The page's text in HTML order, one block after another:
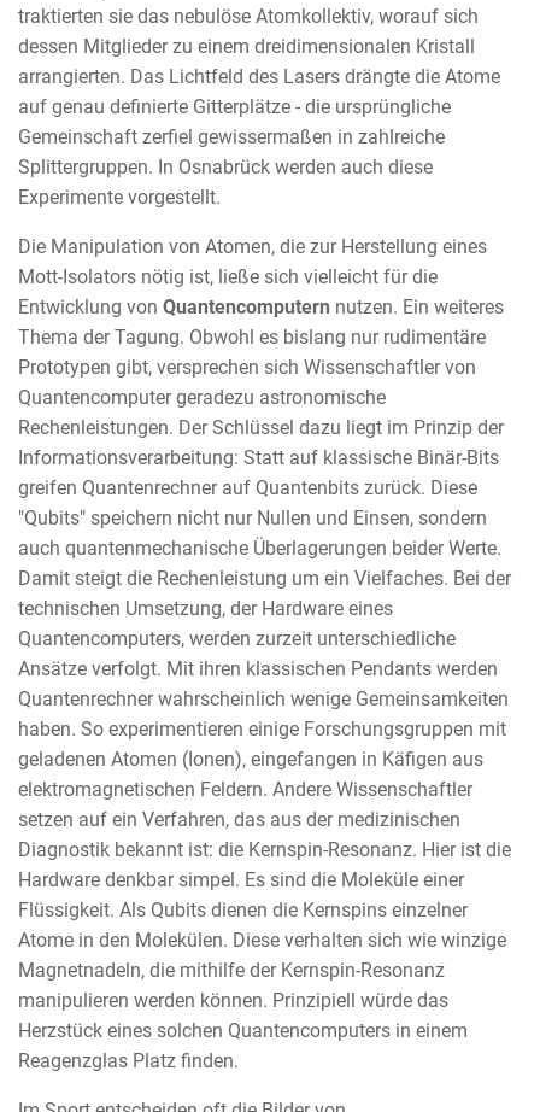
traktierten sie das nebulöse Atomkollektiv, worauf sich
dessen Mitglieder zu einem dreidimensionalen Kristall
arrangierten. Das Lichtfeld des Lasers drängte die Atome
auf genau definierte Gitterplätze - die ursprüngliche
Gemeinschaft zerfiel gewissermaßen in zahlreiche
Splittergruppen. In Osnabrück werden auch diese
Experimente vorgestellt.
Die Manipulation von Atomen, die zur Herstellung eines
Mott-Isolators nötig ist, ließe sich vielleicht für die
Entwicklung von Quantencomputern nutzen. Ein weiteres
Thema der Tagung. Obwohl es bislang nur rudimentäre
Prototypen gibt, versprechen sich Wissenschaftler von
Quantencomputer geradezu astronomische
Rechenleistungen. Der Schlüssel dazu liegt im Prinzip der
Informationsverarbeitung: Statt auf klassische Binär-Bits
greifen Quantenrechner auf Quantenbits zurück. Diese
"Qubits" speichern nicht nur Nullen und Einsen, sondern
auch quantenmechanische Überlagerungen beider Werte.
Damit steigt die Rechenleistung um ein Vielfaches. Bei der
technischen Umsetzung, der Hardware eines
Quantencomputers, werden zurzeit unterschiedliche
Ansätze verfolgt. Mit ihren klassischen Pendants werden
Quantenrechner wahrscheinlich wenige Gemeinsamkeiten
haben. So experimentieren einige Forschungsgruppen mit
geladenen Atomen (Ionen), eingefangen in Käfigen aus
elektromagnetischen Feldern. Andere Wissenschaftler
setzen auf ein Verfahren, das aus der medizinischen
Diagnostik bekannt ist: die Kernspin-Resonanz. Hier ist die
Hardware denkbar simpel. Es sind die Moleküle einer
Flüssigkeit. Als Qubits dienen die Kernspins einzelner
Atome in den Molekülen. Diese verhalten sich wie winzige
Magnetnadeln, die mithilfe der Kernspin-Resonanz
manipulieren werden können. Prinzipiell würde das
Herzstück eines solchen Quantencomputers in einem
Reagenzglas Platz finden.